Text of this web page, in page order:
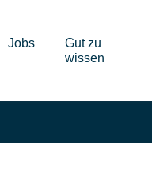
Jobs
Gut zu
wissen